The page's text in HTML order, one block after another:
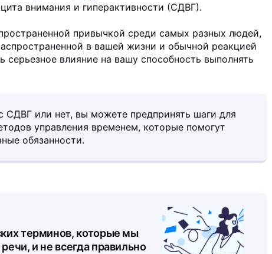
внимания и гиперактивности (СДВГ).
привычкой среди самых разных людей,
в вашей жизни и обычной реакцией
влияние на вашу способность выполнять
СДВГ или нет, вы можете предпринять шаги для
управления временем, которые помогут
обязанности.
терминов, которые мы
и не всегда правильно